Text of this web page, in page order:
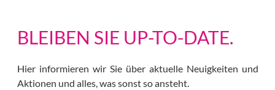
BLEIBEN SIE UP-TO-DATE.
Hier informieren wir Sie über aktuelle Neuigkeiten und
Aktionen und alles, was sonst so ansteht.